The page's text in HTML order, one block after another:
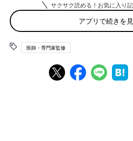
尿酸値は7.0mg/dlまでは基準内であり
血症」と呼ばれます。（※1）高尿酸血
れるか尿中への排泄力が低下すること
が崩れ、血中の尿酸濃度が以上に高ま
す。
「高尿酸血症」にならないためには、
サクサク読める！お気に入り
アプリで続きを
医師・専門家監修